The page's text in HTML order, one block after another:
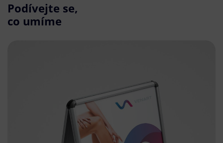
Podívejte se,
co umíme